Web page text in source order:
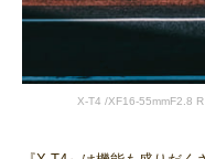
X-T4 /XF16-55mmF2.8